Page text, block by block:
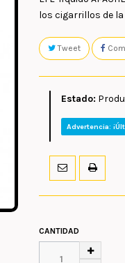
los cigarrillos de
Tweet
Estado:
Advertencia:
CANTIDAD